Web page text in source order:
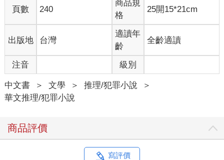
上面三格由左到右分別是眼睛、鼻子、嘴巴，中間是嘴巴、嘴
巴、眼睛，最下面一行則是眼睛、眼睛、鼻子。
更詭異的是，這些五官圖案沒有一個是重複的，顯然他們的主人
都不一樣，感覺就像是把五官從那些人臉上撕下來，再貼到方塊
人臉上似的……
究竟為什麼要在車站裡擺放如此詭異的雕像呢？綺媚聽說方塊人
是某位藝術家創作出來的作品，但她實在看不懂這作品想表達的
意思。
雖然方塊人的模樣看起來有些恐怖，但也多虧它獨具特色的外
綺媚就有好幾次這種經驗，每次在祈安車站繞來繞去出不去時，
只要到方塊人前面等，再打電話給朋友或家人，大家一定就能找
頁數 240
商品規
格
25開15*21cm
出版地 台灣
適讀年
齡
全齡適讀
注音 級別
中文書 ＞ 文學 ＞ 推理/犯罪小說
＞
華文推理/犯罪小說
商品評價
寫評價